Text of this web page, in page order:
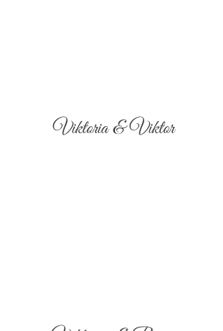
Viktoria & Viktor